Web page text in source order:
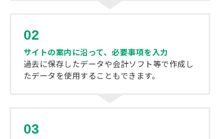
02
サイトの案内に沿って、必要事項を入力
過去に保存したデータや会計ソフト等で作成し
たデータを使用することもできます。
03